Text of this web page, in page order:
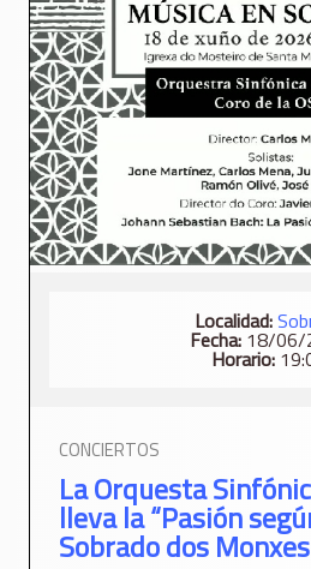
Localidad:
Fecha:18/06/
Horario:
CONCIERTOS
La Orquesta
lleva la “Pasión
Sobrado dos Monxes